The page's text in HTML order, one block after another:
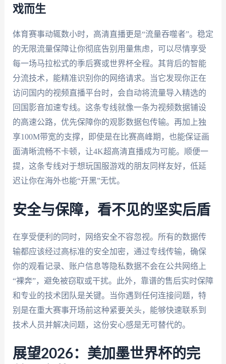
戏而生
体育赛事动辄数小时，高清直播更是“流量吞噬者”。稳定
的无限流量保障让你彻底告别用量焦虑，可以尽情享受
每一场马拉松式的季后赛或世界杯全程。其背后的智能
分流技术，能精准识别你的网络请求。当它发现你正在
访问国内的视频直播平台时，会自动将流量导入精选的
回国影音加速专线。这条专线就像一条为视频数据铺设
的高速公路，优先保障你的观影数据包传输。再加上独
享100M带宽的支撑，即使是在比赛高峰期，也能保证画
面清晰流畅不卡顿，让4K超高清直播成为可能。顺便一
提，这条专线对于想玩国服游戏的朋友同样友好，低延
迟让你在海外也能“开黑”无忧。
安全与保障，看不见的坚实后盾
在享受便利的同时，网络安全不容忽视。所有的数据传
输都应该经过高标准的安全加密，通过专线传输，确保
你的观看记录、账户信息等隐私数据不会在公共网络上
“裸奔”，避免被窃取或干扰。此外，靠谱的售后实时保障
和专业的技术团队是关键。当你遇到任何连接问题，特
别是在重大赛事开场前这种紧要关头，能够快速联系到
技术人员并解决问题，这份安心感是无可替代的。
展望2026：美加墨世界杯的完